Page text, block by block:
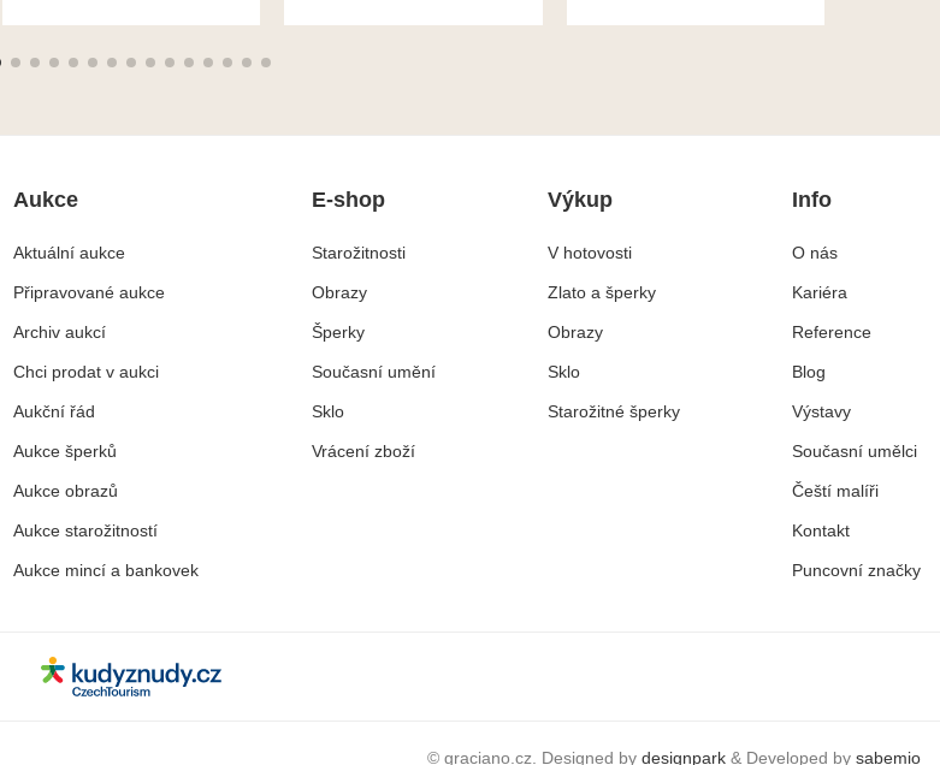
Aukce
Aktuální aukce
Připravované aukce
Archiv aukcí
Chci prodat v aukci
Aukční řád
Aukce šperků
Aukce obrazů
Aukce starožitností
Aukce mincí a bankovek
E-shop
Starožitnosti
Obrazy
Šperky
Současní umění
Sklo
Vrácení zboží
Výkup
V hotovosti
Zlato a šperky
Obrazy
Sklo
Starožitné šperky
Info
O nás
Kariéra
Reference
Blog
Výstavy
Současní umělci
Čeští malíři
Kontakt
Puncovní značky
© graciano.cz. Designed by designpark & Developed by sabemio